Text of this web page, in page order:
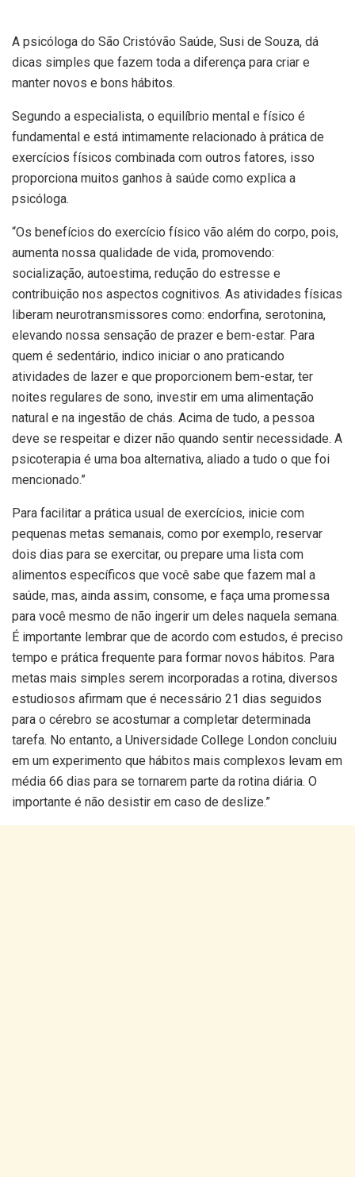
A psicóloga do São Cristóvão Saúde, Susi de Souza, dá
dicas simples que fazem toda a diferença para criar e
manter novos e bons hábitos.
Segundo a especialista, o equilíbrio mental e físico é
fundamental e está intimamente relacionado à prática de
exercícios físicos combinada com outros fatores, isso
proporciona muitos ganhos à saúde como explica a
psicóloga.
“Os benefícios do exercício físico vão além do corpo, pois,
aumenta nossa qualidade de vida, promovendo:
socialização, autoestima, redução do estresse e
contribuição nos aspectos cognitivos. As atividades físicas
liberam neurotransmissores como: endorfina, serotonina,
elevando nossa sensação de prazer e bem-estar. Para
quem é sedentário, indico iniciar o ano praticando
atividades de lazer e que proporcionem bem-estar, ter
noites regulares de sono, investir em uma alimentação
natural e na ingestão de chás. Acima de tudo, a pessoa
deve se respeitar e dizer não quando sentir necessidade. A
psicoterapia é uma boa alternativa, aliado a tudo o que foi
mencionado.”
Para facilitar a prática usual de exercícios, inicie com
pequenas metas semanais, como por exemplo, reservar
dois dias para se exercitar, ou prepare uma lista com
alimentos específicos que você sabe que fazem mal a
saúde, mas, ainda assim, consome, e faça uma promessa
para você mesmo de não ingerir um deles naquela semana.
É importante lembrar que de acordo com estudos, é preciso
tempo e prática frequente para formar novos hábitos. Para
metas mais simples serem incorporadas a rotina, diversos
estudiosos afirmam que é necessário 21 dias seguidos
para o cérebro se acostumar a completar determinada
tarefa. No entanto, a Universidade College London concluiu
em um experimento que hábitos mais complexos levam em
média 66 dias para se tornarem parte da rotina diária. O
importante é não desistir em caso de deslize.”